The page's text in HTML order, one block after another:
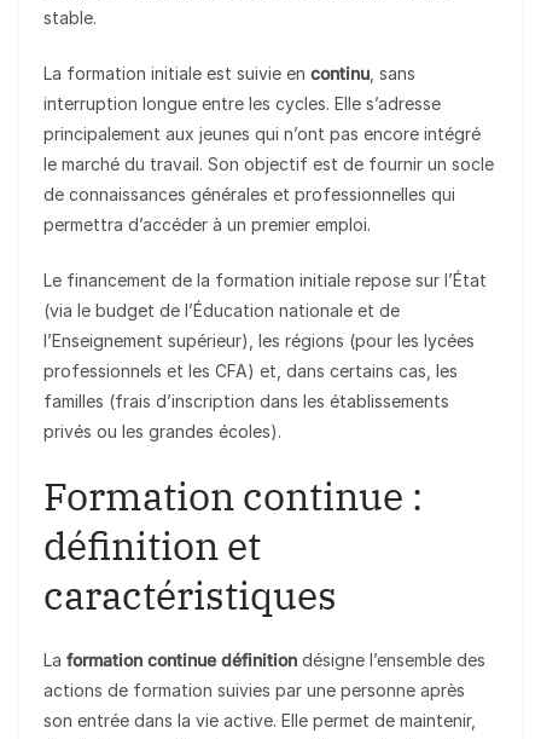
stable.
La formation initiale est suivie en continu , sans
interruption longue entre les cycles. Elle s’adresse
principalement aux jeunes qui n’ont pas encore intégré
le marché du travail. Son objectif est de fournir un socle
de connaissances générales et professionnelles qui
permettra d’accéder à un premier emploi.
Le financement de la formation initiale repose sur l’État
(via le budget de l’Éducation nationale et de
l’Enseignement supérieur), les régions (pour les lycées
professionnels et les CFA) et, dans certains cas, les
familles (frais d’inscription dans les établissements
privés ou les grandes écoles).
Formation continue :
définition et
caractéristiques
La formation continue définition désigne l’ensemble des
actions de formation suivies par une personne après
son entrée dans la vie active. Elle permet de maintenir,